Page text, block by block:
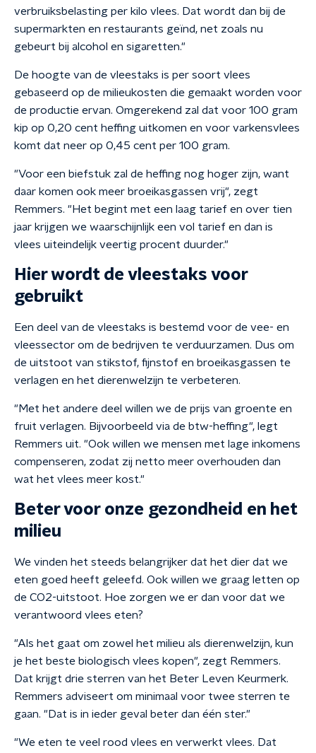
verbruiksbelasting per kilo vlees. Dat wordt dan bij de
supermarkten en restaurants geïnd, net zoals nu
gebeurt bij alcohol en sigaretten."
De hoogte van de vleestaks is per soort vlees
gebaseerd op de milieukosten die gemaakt worden voor
de productie ervan. Omgerekend zal dat voor 100 gram
kip op 0,20 cent heffing uitkomen en voor varkensvlees
komt dat neer op 0,45 cent per 100 gram.
"Voor een biefstuk zal de heffing nog hoger zijn, want
daar komen ook meer broeikasgassen vrij", zegt
Remmers. "Het begint met een laag tarief en over tien
jaar krijgen we waarschijnlijk een vol tarief en dan is
vlees uiteindelijk veertig procent duurder."
Hier wordt de vleestaks voor
gebruikt
Een deel van de vleestaks is bestemd voor de vee- en
vleessector om de bedrijven te verduurzamen. Dus om
de uitstoot van stikstof, fijnstof en broeikasgassen te
verlagen en het dierenwelzijn te verbeteren.
"Met het andere deel willen we de prijs van groente en
fruit verlagen. Bijvoorbeeld via de btw-heffing", legt
Remmers uit. "Ook willen we mensen met lage inkomens
compenseren, zodat zij netto meer overhouden dan
wat het vlees meer kost."
Beter voor onze gezondheid en het
milieu
We vinden het steeds belangrijker dat het dier dat we
eten goed heeft geleefd. Ook willen we graag letten op
de CO2-uitstoot. Hoe zorgen we er dan voor dat we
verantwoord vlees eten?
"Als het gaat om zowel het milieu als dierenwelzijn, kun
je het beste biologisch vlees kopen", zegt Remmers.
Dat krijgt drie sterren van het Beter Leven Keurmerk.
Remmers adviseert om minimaal voor twee sterren te
gaan. "Dat is in ieder geval beter dan één ster."
"We eten te veel rood vlees en verwerkt vlees. Dat